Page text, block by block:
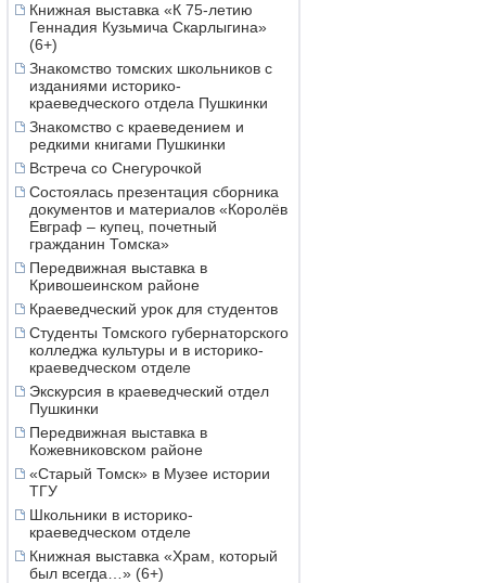
Книжная выставка «К 75-летию
Геннадия Кузьмича Скарлыгина»
(6+)
Знакомство томских школьников с
изданиями историко-
краеведческого отдела Пушкинки
Знакомство с краеведением и
редкими книгами Пушкинки
Встреча со Снегурочкой
Состоялась презентация сборника
документов и материалов «Королёв
Евграф – купец, почетный
гражданин Томска»
Передвижная выставка в
Кривошеинском районе
Краеведческий урок для студентов
Студенты Томского губернаторского
колледжа культуры и в историко-
краеведческом отделе
Экскурсия в краеведческий отдел
Пушкинки
Передвижная выставка в
Кожевниковском районе
«Старый Томск» в Музее истории
ТГУ
Школьники в историко-
краеведческом отделе
Книжная выставка «Храм, который
был всегда…» (6+)